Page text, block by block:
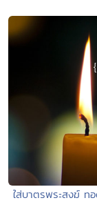
ใส่บาตรพระสงฆ์ ท